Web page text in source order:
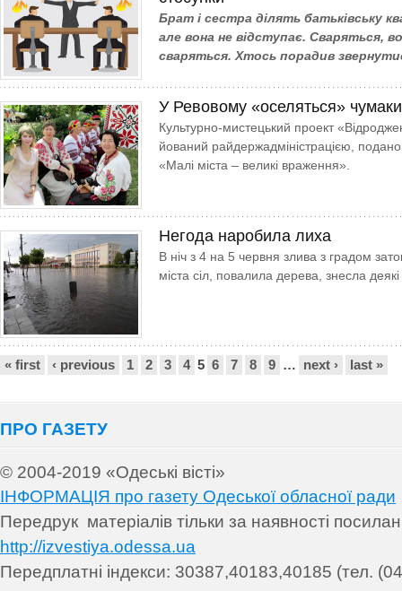
Брат і сестра ділять батьківську
але вона не відступає. Сваряться,
сваряться. Хтось порадив
У Ревовому «оселяться» чумаки
Культурно-мис­тецький проект
йований рай­держадмі­ні­страцією,
«Ма­­лі міста – вели­кі враження».
Негода наробила лиха
В ніч з 4 на 5 червня злива з градом
міста сіл, повалила дерева, знесла деякі
Сторінки
« first ‹ previous 1 2 3 4 5 6 7 8 9 … next › last »
ПРО ГАЗЕТУ
© 2004-2019 «Одеські вісті»
ІНФОРМАЦІЯ про газету Одеської обласної ради
Передрук матеріалів тільки за наявності
http://izvestiya.odessa.ua
Передплатні індекси: 30387,40183,40185 (тел.